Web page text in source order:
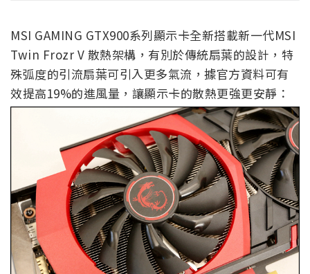
MSI GAMING GTX900系列顯示卡全新搭載新一代MSI
Twin Frozr V 散熱架構，有別於傳統扇葉的設計，特
殊弧度的引流扇葉可引入更多氣流，據官方資料可有
效提高19%的進風量，讓顯示卡的散熱更強更安靜：